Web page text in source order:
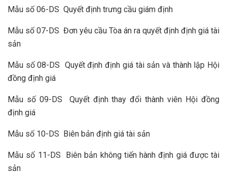
Mẫu số 06-DS Quyết định trưng cầu giám định
Mẫu số 07-DS Đơn yêu cầu Tòa án ra quyết định định giá tài
sản
Mẫu số 08-DS Quyết định định giá tài sản và thành lập Hội
đồng định giá
Mẫu số 09-DS Quyết định thay đổi thành viên Hội đồng
định giá
Mẫu số 10-DS Biên bản định giá tài sản
Mẫu số 11-DS Biên bản không tiến hành định giá được tài
sản